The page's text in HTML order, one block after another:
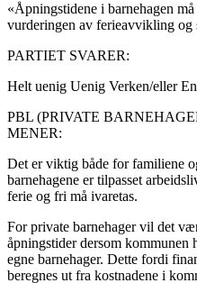
«Åpningstidene i barnehagen
vurderingen av ferieavvikling og
PARTIET SVARER:
Helt uenig Uenig Verken/eller
PBL (PRIVATE
MENER:
Det er viktig både for familiene
barnehagene er tilpasset
ferie og fri må ivaretas.
For private barnehager vil det
åpningstider dersom kommunen
egne barnehager. Dette fordi
beregnes ut fra kostnadene i